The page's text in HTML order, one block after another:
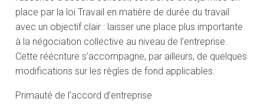
place par la loi Travail en matière de durée du travail
avec un objectif clair : laisser une place plus importante
à la négociation collective au niveau de l’entreprise.
Cette réécriture s’accompagne, par ailleurs, de quelques
modifications sur les règles de fond applicables.
Primauté de l’accord d’entreprise